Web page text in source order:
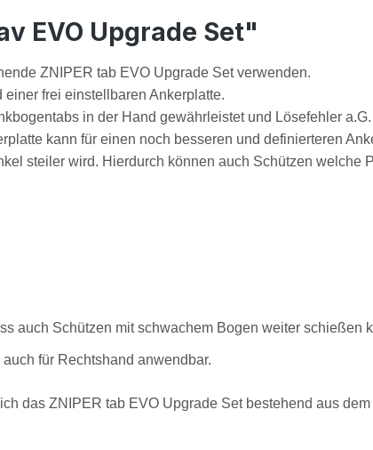
EVO Upgrade Set"
ZNIPER tab EVO Upgrade Set verwenden.
frei einstellbaren Ankerplatte.
in der Hand gewährleistet und Lösefehler
kann für einen noch besseren und definierteren
steiler wird. Hierdurch können auch Schützen
auch Schützen mit schwachem Bogen weiter schießen
für Rechtshand anwendbar.
das ZNIPER tab EVO Upgrade Set bestehend aus